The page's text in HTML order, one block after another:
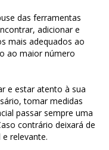
das ferramentas
adicionar e
mais adequados ao
ao maior número
e estar atento à sua
tomar medidas
passar sempre uma
contrário deixará de
relevante.